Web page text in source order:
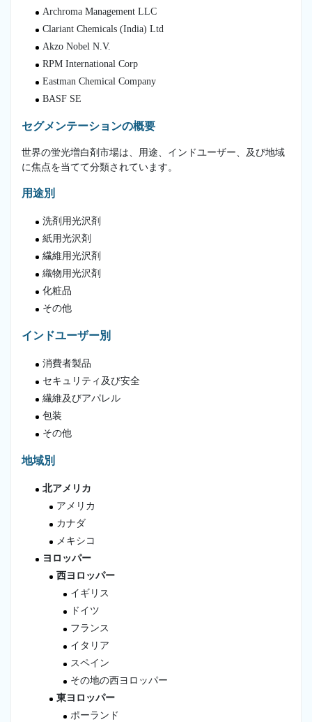
Archroma Management LLC
Clariant Chemicals (India) Ltd
Akzo Nobel N.V.
RPM International Corp
Eastman Chemical Company
BASF SE
セグメンテーションの概要
世界の蛍光増白剤市場は、用途、インドユーザー、及び地域
に焦点を当てて分類されています。
用途別
洗剤用光沢剤
紙用光沢剤
繊維用光沢剤
織物用光沢剤
化粧品
その他
インドユーザー別
消費者製品
セキュリティ及び安全
繊維及びアパレル
包装
その他
地域別
北アメリカ
アメリカ
カナダ
メキシコ
ヨロッパー
西ヨロッパー
イギリス
ドイツ
フランス
イタリア
スペイン
その地の西ヨロッパー
東ヨロッパー
ポーランド